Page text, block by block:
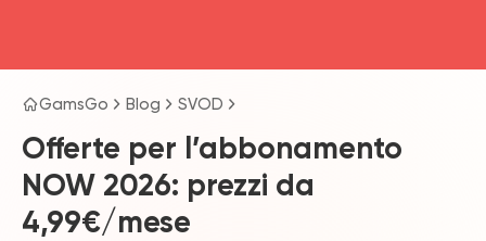
GamsGo Blog SVOD
Offerte per l’abbonamento
NOW 2026: prezzi da
4,99€/mese